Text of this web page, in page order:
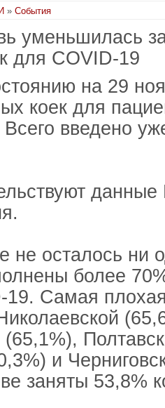
» События
на 29
коек для
введено
данные
не осталось ни
более
19. Самая
(65,1%),
и
заняты 53,8%